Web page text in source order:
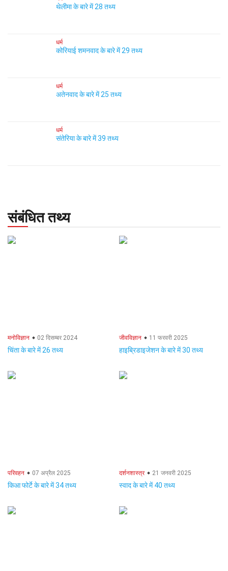
थेलीमा के बारे में 28 तथ्य
धर्म
कोरियाई शमनवाद के बारे में 29 तथ्य
धर्म
अतेनवाद के बारे में 25 तथ्य
धर्म
संतेरिया के बारे में 39 तथ्य
संबंधित तथ्य
मनोविज्ञान 02 दिसम्बर 2024
चिंता के बारे में 26 तथ्य
जीवविज्ञान 11 फरवरी 2025
हाइब्रिडाइजेशन के बारे में 30 तथ्य
परिवहन 07 अप्रैल 2025
किआ फोर्टे के बारे में 34 तथ्य
दर्शनशास्त्र 21 जनवरी 2025
स्वाद के बारे में 40 तथ्य